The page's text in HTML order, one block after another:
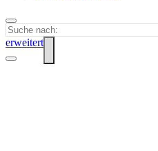
erweitert